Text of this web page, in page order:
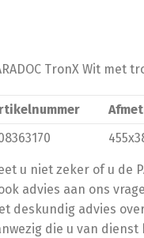
TronX Wit met
u niet zeker of u de
advies aan ons
deskundig advies
die u van